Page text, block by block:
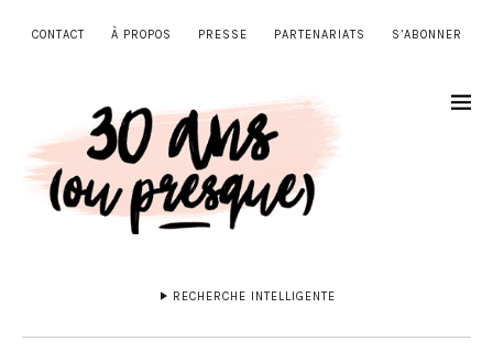
CONTACT À PROPOS PRESSE PARTENARIATS S’ABONNER
RECHERCHE INTELLIGENTE